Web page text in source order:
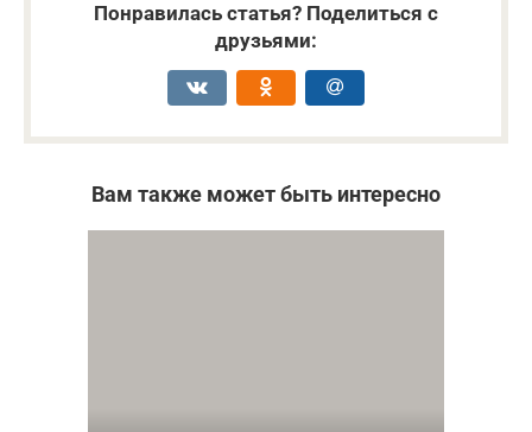
Понравилась статья? Поделиться с
друзьями:
Вам также может быть интересно